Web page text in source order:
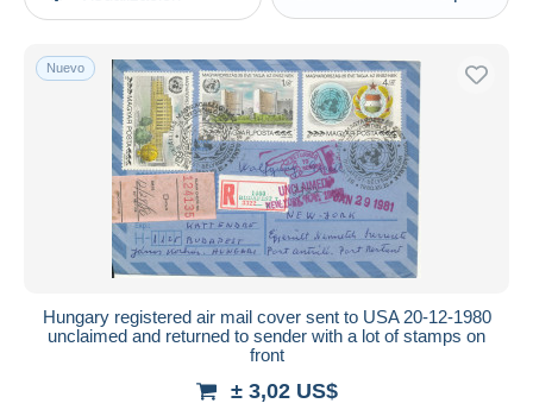
Europa
Hungría
Aéreo
Cartas & documentos
Activas
Subasta con ofertas
Subastas sin pujas
Casa de subastas
Vendidos
Duration
Todas las duraciones
Cerrando dentro
Nuevo
Hungary registered air mail cover sent to USA 20-12-1980
unclaimed and returned to sender with a lot of stamps on
front
± 3,02 US$